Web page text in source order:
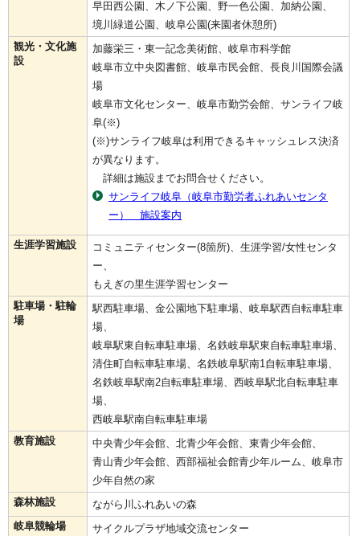
早田西公園、木ノ下公園、野一色公園、加納公園、
境川緑道公園、岐阜公園(来園者休憩所)
観光・文化施
設
加藤栄三・東一記念美術館、岐阜市科学館
岐阜市立中央図書館、岐阜市民会館、長良川国際会議
場
岐阜市文化センター、岐阜市勤労会館、サンライフ岐
阜(※)
(※)サンライフ岐阜は利用できるキャッシュレス決済
が異なります。
詳細は施設までお問合せください。
サンライフ岐阜（岐阜市勤労者ふれあいセンタ
ー） 施設案内
生涯学習施設
コミュニティセンター(8箇所)、生涯学習/女性センタ
ー、
もえぎの里生涯学習センター
駐車場・駐輪
場
駅西駐車場、金公園地下駐車場、岐阜駅西自転車駐車
場、
岐阜駅東自転車駐車場、名鉄岐阜駅東自転車駐車場、
清住町自転車駐車場、名鉄岐阜駅南1自転車駐車場、
名鉄岐阜駅南2自転車駐車場、西岐阜駅北自転車駐車
場、
西岐阜駅南自転車駐車場
教育施設
中央青少年会館、北青少年会館、東青少年会館、
青山青少年会館、西部福祉会館青少年ルーム、岐阜市
少年自然の家
森林施設
ながら川ふれあいの森
岐阜競輪場
サイクルプラザ地域交流センター